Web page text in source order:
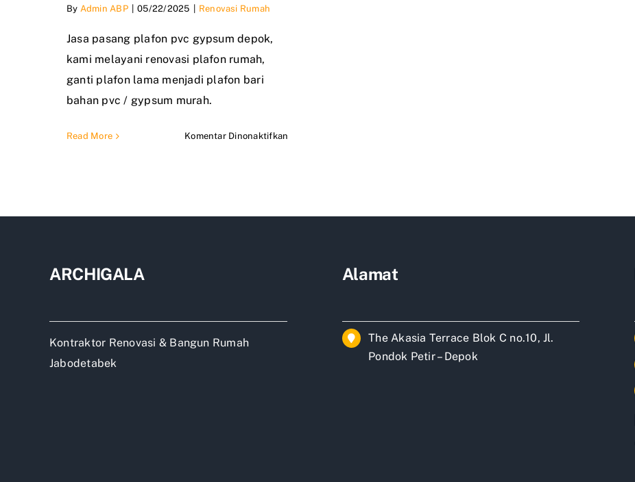
By Admin ABP 05/22/2025 Renovasi Rumah
Jasa pasang plafon pvc gypsum depok,
kami melayani renovasi plafon rumah,
ganti plafon lama menjadi plafon bari
bahan pvc / gypsum murah.
Read More Komentar Dinonaktifkan
gypsum
ARCHIGALA
Kontraktor Renovasi & Bangun Rumah
Jabodetabek
Alamat
The Akasia Terrace Blok C no.10, Jl.
Pondok Petir – Depok